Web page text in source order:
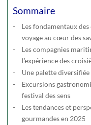
Sommaire
Les fondamentaux
voyage au cœur des
Les compagnies
l’expérience des
Une palette diversifiée
Excursions
festival des sens
Les tendances et
gourmandes en 2025